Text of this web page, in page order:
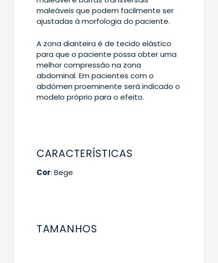
maleáveis que podem facilmente ser
ajustadas à morfologia do paciente.
A zona dianteira é de tecido elástico
para que o paciente possa obter uma
melhor compressão na zona
abdominal. Em pacientes com o
abdómen proeminente será indicado o
modelo próprio para o efeito.
CARACTERÍSTICAS
Cor: Bege
TAMANHOS